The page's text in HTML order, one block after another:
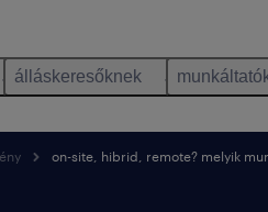
álláskeresőknek
on-site, hibrid, remote? melyik